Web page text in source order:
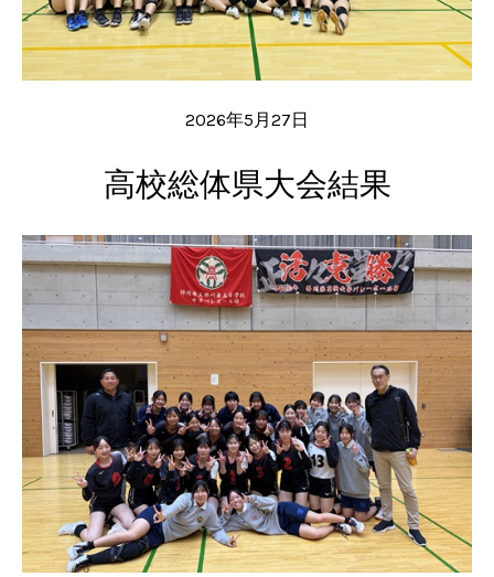
2026年5月27日
高校総体県大会結果